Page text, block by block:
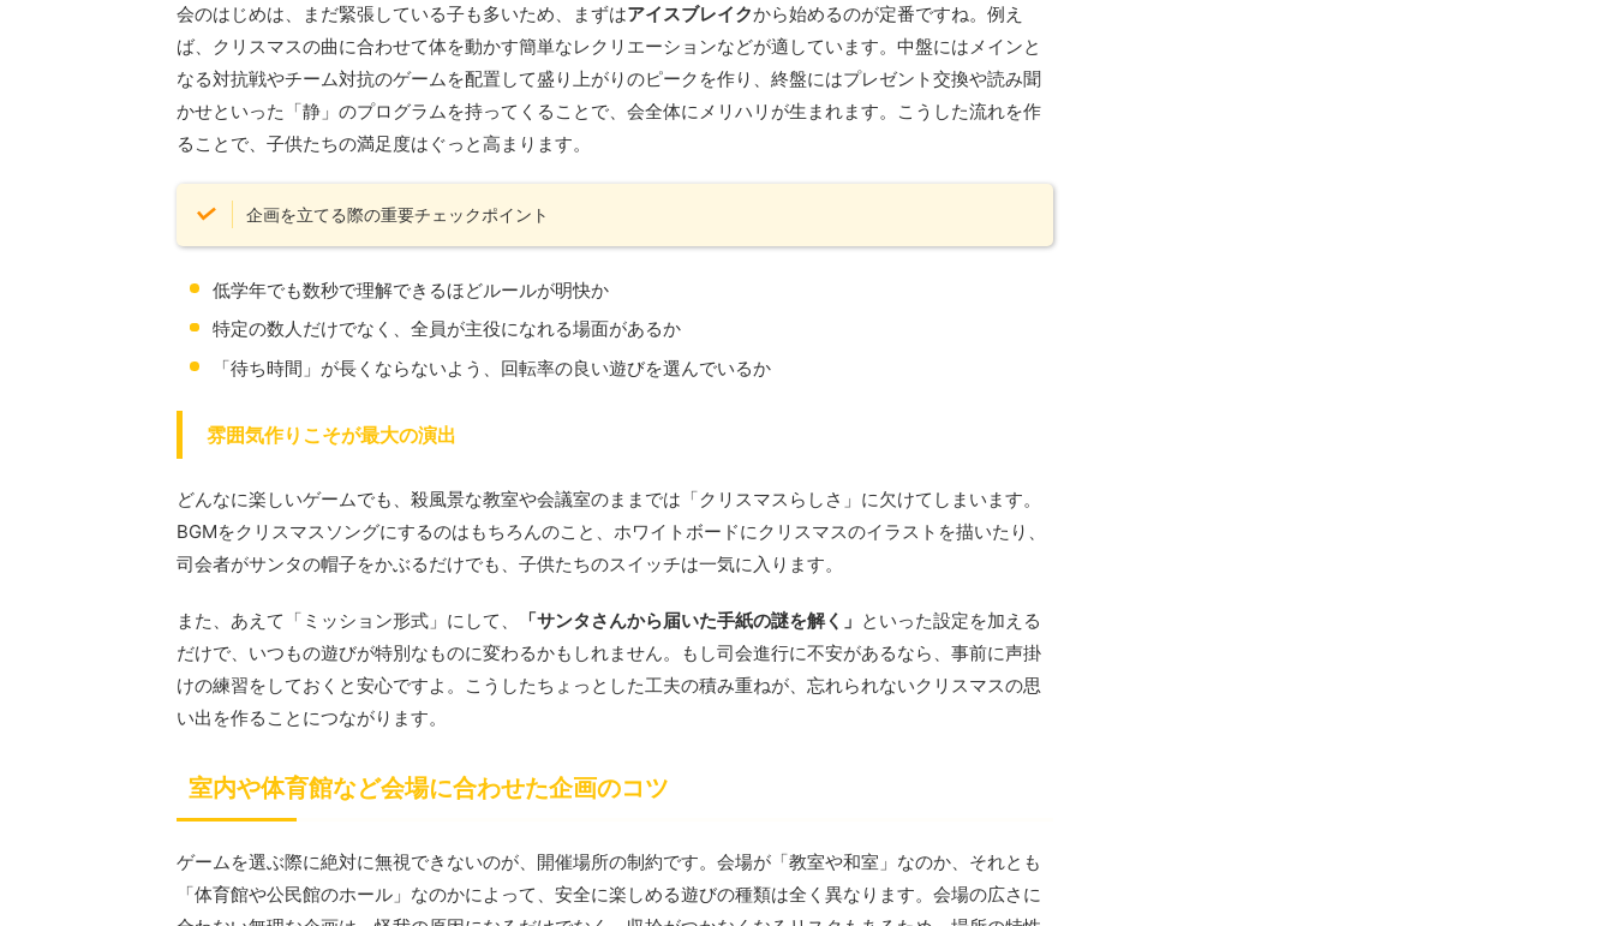
会のはじめは、まだ緊張している子も多いため、まずはアイスブレイクから始めるのが定番ですね。例え
ば、クリスマスの曲に合わせて体を動かす簡単なレクリエーションなどが適しています。中盤にはメインと
なる対抗戦やチーム対抗のゲームを配置して盛り上がりのピークを作り、終盤にはプレゼント交換や読み聞
かせといった「静」のプログラムを持ってくることで、会全体にメリハリが生まれます。こうした流れを作
ることで、子供たちの満足度はぐっと高まります。
企画を立てる際の重要チェックポイント
低学年でも数秒で理解できるほどルールが明快か
特定の数人だけでなく、全員が主役になれる場面があるか
「待ち時間」が長くならないよう、回転率の良い遊びを選んでいるか
雰囲気作りこそが最大の演出
どんなに楽しいゲームでも、殺風景な教室や会議室のままでは「クリスマスらしさ」に欠けてしまいます。
BGMをクリスマスソングにするのはもちろんのこと、ホワイトボードにクリスマスのイラストを描いたり、
司会者がサンタの帽子をかぶるだけでも、子供たちのスイッチは一気に入ります。
また、あえて「ミッション形式」にして、 「サンタさんから届いた手紙の謎を解く」 といった設定を加える
だけで、いつもの遊びが特別なものに変わるかもしれません。もし司会進行に不安があるなら、事前に声掛
けの練習をしておくと安心ですよ。こうしたちょっとした工夫の積み重ねが、忘れられないクリスマスの思
い出を作ることにつながります。
室内や体育館など会場に合わせた企画のコツ
ゲームを選ぶ際に絶対に無視できないのが、開催場所の制約です。会場が「教室や和室」なのか、それとも
「体育館や公民館のホール」なのかによって、安全に楽しめる遊びの種類は全く異なります。会場の広さに